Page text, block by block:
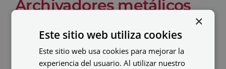
Archivadores metálicos
Cuando compras un archivador metálico
contarás con la durabilidad y la resistencia del
acero. Otra de sus grandes ventajas es su
×
Este sitio web utiliza cookies
Este sitio web usa cookies para mejorar la
experiencia del usuario. Al utilizar nuestro